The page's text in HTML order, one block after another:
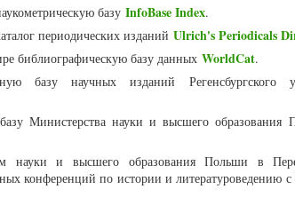
базу InfoBase Index.
периодических изданий Ulrich's Periodicals
библиографическую базу данных WorldCat.
базу научных изданий Регенсбургского
Министерства науки и высшего образования
науки и высшего образования Польши в
конференций по истории и литературоведению